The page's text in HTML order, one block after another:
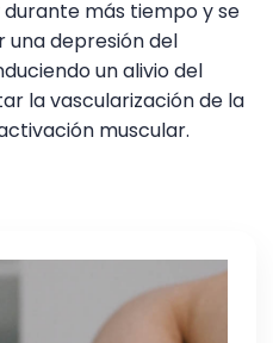
más tiempo y se
una depresión del
un alivio del
la vascularización de la
muscular.